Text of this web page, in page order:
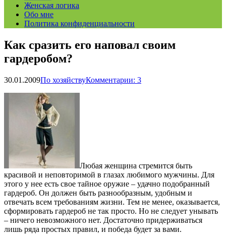
Женская логика
Обо мне
Политика конфиденциальности
Как сразить его наповал своим
гардеробом?
30.01.2009По хозяйствуКомментарии: 3
Любая женщина стремится быть
красивой и неповторимой в глазах любимого мужчины. Для
этого у нее есть свое тайное оружие – удачно подобранный
гардероб. Он должен быть разнообразным, удобным и
отвечать всем требованиям жизни. Тем не менее, оказывается,
сформировать гардероб не так просто. Но не следует унывать
– ничего невозможного нет. Достаточно придерживаться
лишь ряда простых правил, и победа будет за вами.